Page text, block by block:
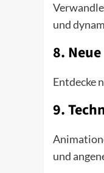
und
8.
Entdecke
9.
und